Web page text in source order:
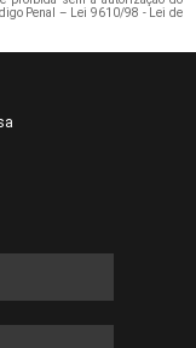
Penal – Lei 9610/98 - Lei de